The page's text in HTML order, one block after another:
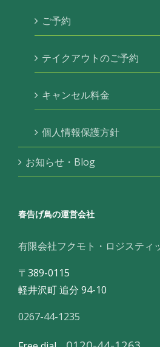
ご予約
テイクアウトのご予約
キャンセル料金
個人情報保護方針
お知らせ・Blog
春告げ鳥の運営会社
有限会社フクモト・ロジスティ
〒389-0115
軽井沢町 追分 94-10
0267-44-1235